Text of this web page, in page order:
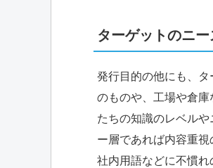
ターゲットのニ
発行目的の他にも、
のものや、工場や倉
たちの知識のレベル
ー層であれば内容重
社内用語などに不慣